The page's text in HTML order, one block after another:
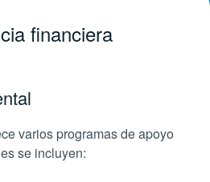
financiera
varios programas de apoyo
se incluyen: